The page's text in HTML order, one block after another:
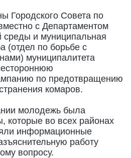
Городского Совета по
с Департаментом
и муниципальная
(отдел по борьбе с
муниципалитета
по предотвращению
комаров.
молодежь была
которые во всех районах
информационные
работу
вопросу.